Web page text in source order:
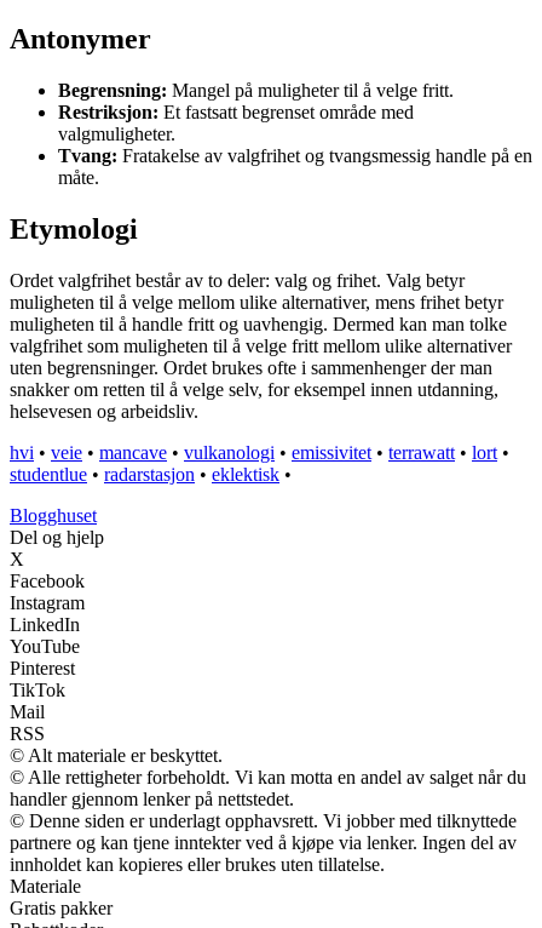
Antonymer
Begrensning: Mangel på muligheter til å velge fritt.
Restriksjon: Et fastsatt begrenset område med
valgmuligheter.
Tvang: Fratakelse av valgfrihet og tvangsmessig handle på en
måte.
Etymologi
Ordet valgfrihet består av to deler: valg og frihet. Valg betyr
muligheten til å velge mellom ulike alternativer, mens frihet betyr
muligheten til å handle fritt og uavhengig. Dermed kan man tolke
valgfrihet som muligheten til å velge fritt mellom ulike alternativer
uten begrensninger. Ordet brukes ofte i sammenhenger der man
snakker om retten til å velge selv, for eksempel innen utdanning,
helsevesen og arbeidsliv.
hvi • veie • mancave • vulkanologi • emissivitet • terrawatt • lort •
studentlue • radarstasjon • eklektisk •
Blogghuset
Del og hjelp
X
Facebook
Instagram
LinkedIn
YouTube
Pinterest
TikTok
Mail
RSS
© Alt materiale er beskyttet.
© Alle rettigheter forbeholdt. Vi kan motta en andel av salget når du
handler gjennom lenker på nettstedet.
© Denne siden er underlagt opphavsrett. Vi jobber med tilknyttede
partnere og kan tjene inntekter ved å kjøpe via lenker. Ingen del av
innholdet kan kopieres eller brukes uten tillatelse.
Materiale
Gratis pakker